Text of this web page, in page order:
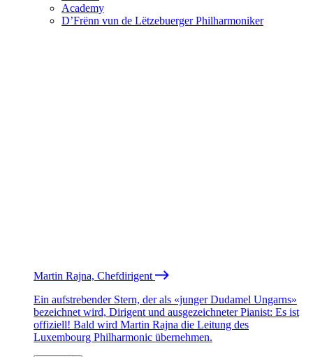
Academy
D’Frënn vun de Lëtzebuerger Philharmoniker
Martin Rajna, Chefdirigent
Ein aufstrebender Stern, der als «junger Dudamel Ungarns»
bezeichnet wird, Dirigent und ausgezeichneter Pianist: Es ist
offiziell! Bald wird Martin Rajna die Leitung des
Luxembourg Philharmonic übernehmen.